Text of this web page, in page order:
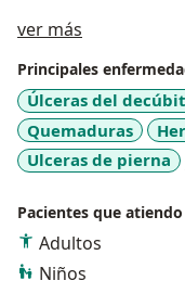
ver más
Principales
Úlceras del
Quemaduras
Ulceras de pierna
Pacientes que atiendo
Adultos
Niños